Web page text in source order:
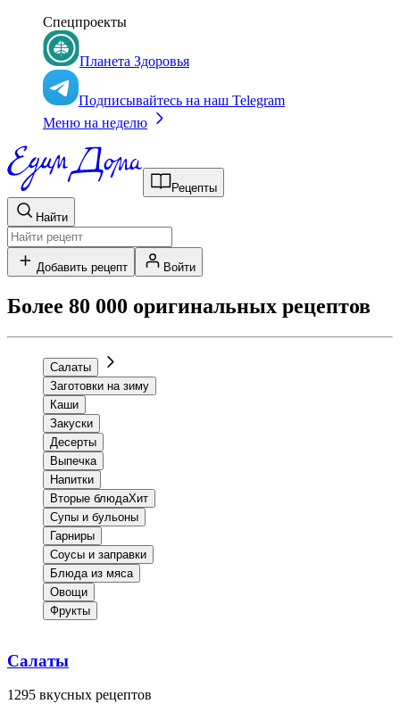
Спецпроекты
Планета Здоровья
Подписывайтесь на наш Telegram
Меню на неделю
Рецепты
Найти
Добавить рецепт Войти
Более 80 000 оригинальных рецептов
Салаты
Заготовки на зиму
Каши
Закуски
Десерты
Выпечка
Напитки
Вторые блюдаХит
Супы и бульоны
Гарниры
Соусы и заправки
Блюда из мяса
Овощи
Фрукты
Салаты
1295 вкусных рецептов